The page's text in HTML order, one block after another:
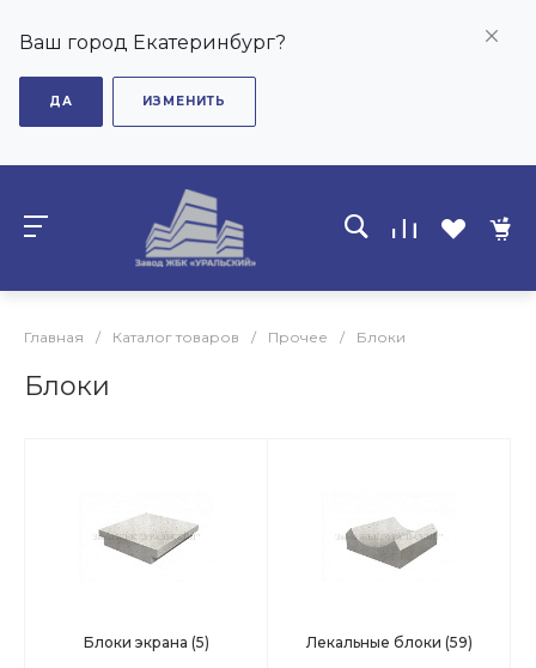
Ваш город Екатеринбург?
ДА ИЗМЕНИТЬ
Главная / Каталог товаров / Прочее / Блоки
Блоки
Блоки экрана (5) Лекальные блоки (59)